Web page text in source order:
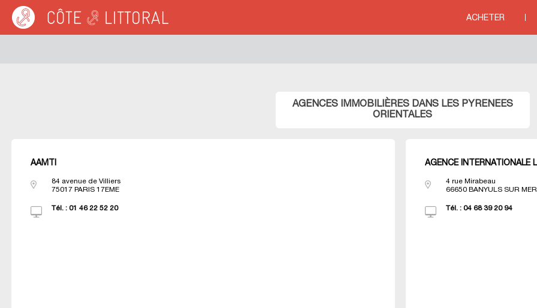
Warning: Undefined variable $idUser in/var/www/cotelittoral.fr/annuaire.php
ACHETER
Côte & Littoral
AGENCES IMMOBILIÈRES DANS LES PYRENEES
ORIENTALES
AAMTI
84 avenue de Villiers
75017 PARIS 17EME
Tél. : 01 46 22 52 20
AGENCE INTERNATIONALE
4 rue Mirabeau
66650 BANYULS SUR MER
Tél. :04 68 39 20 94